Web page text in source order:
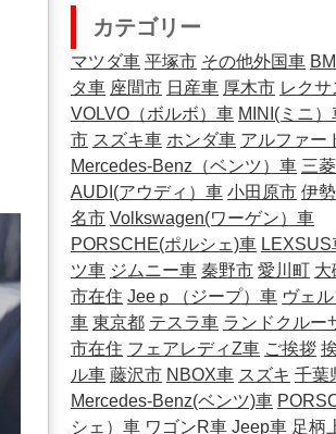
カテゴリー
マツダ車 平塚市 その他外国車
タ車 座間市 日産車 厚木市 レクサ
VOLVO（ボルボ）車 MINI(ミニ）
市 スズキ車 ホンダ車 アルファー
Mercedes-Benz（ベンツ）車 三
AUDI(アウディ）車 小田原市 伊
名市 Volkswagen(ワーゲン）車
PORSCHE(ポルシェ)車 LEXSUS
ツ車 ジムニー車 秦野市 愛川町 大
市在住 Jeeｐ（ジープ）車 ヴェ
車 東京都 テスラ車 ランドクルー
市在住 フェアレディZ車 ご挨拶
ル車 藤沢市 NBOX車 スズキ 千葉
Mercedes-Benz(ベンツ)車
シェ）車 ワゴンR車 Jeep車 足柄